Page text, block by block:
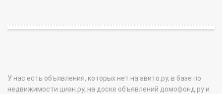
У нас есть объявления, которых нет на авито.ру, в базе по
недвижимости циан.ру, на доске объявлений домофонд.ру и